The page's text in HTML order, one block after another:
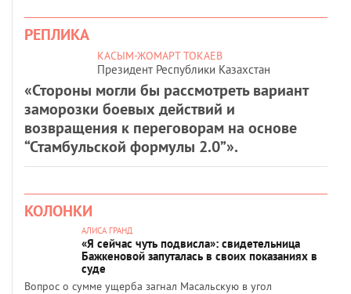
РЕПЛИКА
КАСЫМ-ЖОМАРТ ТОКАЕВ
Президент Республики Казахстан
«Стороны могли бы рассмотреть вариант
заморозки боевых действий и
возвращения к переговорам на основе
“Стамбульской формулы 2.0”».
КОЛОНКИ
АЛИСА ГРАНД
«Я сейчас чуть подвисла»: свидетельница
Бажкеновой запуталась в своих показаниях в
суде
Вопрос о сумме ущерба загнал Масальскую в угол